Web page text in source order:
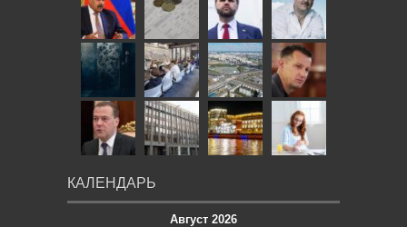
КАЛЕНДАРЬ
Август 2026